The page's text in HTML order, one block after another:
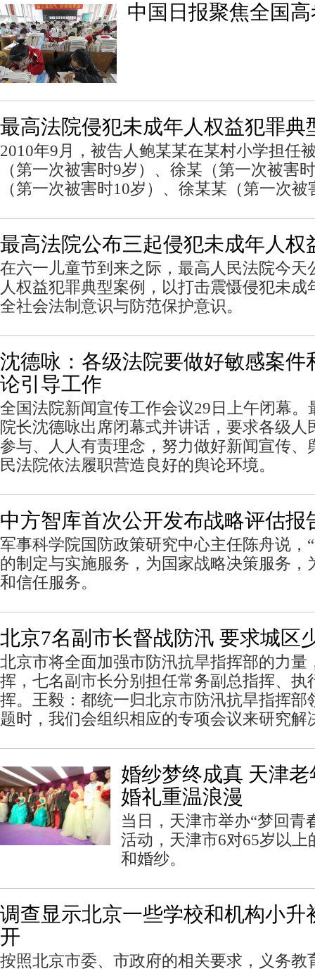
中国日报聚焦全国
最高法院侵犯未成年人权益犯罪典
2010年9月，被告人鲍某某在某村小学担任
（第一次被害时9岁）、徐某（第一次被害
（第一次被害时10岁）、徐某某（第一次被
最高法院公布三起侵犯未成年人权
在六一儿童节到来之际，最高人民法院今天
人权益犯罪典型案例，以打击震慑侵犯未成
全社会法制意识与防范保护意识。
沈德咏：各级法院要做好敏感案件
论引导工作
全国法院新闻宣传工作会议29日上午闭幕。
院长沈德咏出席闭幕式并讲话，要求各级人
参与、人人有责理念，努力做好新闻宣传、
民法院依法履职营造良好的舆论环境。
中方智库首次公开发布战略评估报
军事科学院国防政策研究中心主任陈舟说，
的制定与实施服务，为国家战略决策服务，
和信任服务。
北京7名副市长督战防汛 要求城区
北京市将全面加强市防汛抗旱指挥部的力量
挥，七名副市长分别担任常务副总指挥、执
挥。王毅：都统一归北京市防汛抗旱指挥部
题时，我们会组织相应的专项会议来研究解
婚纱梦终成真 天津
婚礼重温浪漫
当日，天津市举办“梦回青
活动，天津市6对65岁以
和婚纱。
调查显示北京一些学校和机构小升
开
按照北京市委、市政府的相关要求，义务教